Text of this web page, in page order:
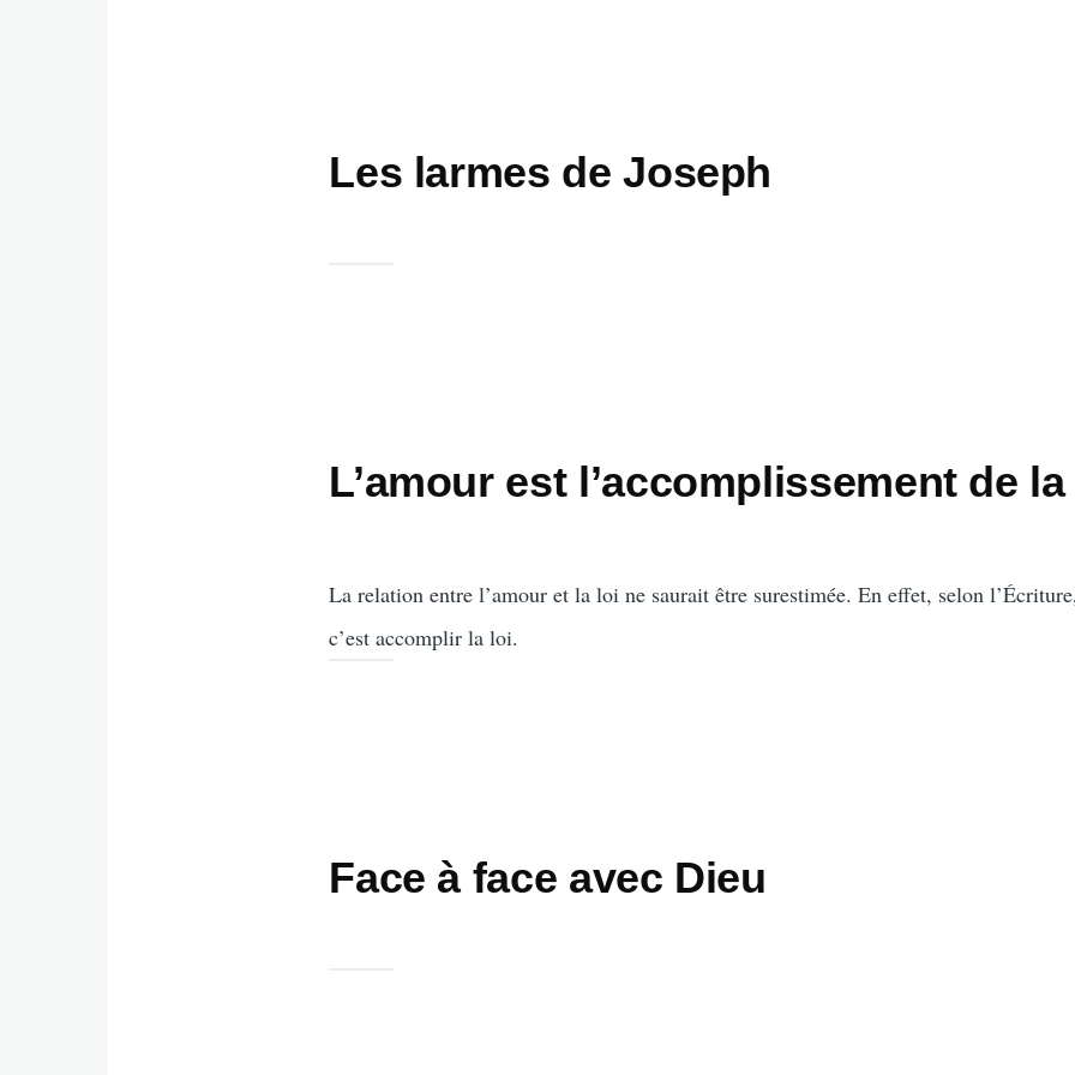
Les larmes de Joseph
L’amour est l’accomplissement de
La relation entre l’amour et la loi ne saurait être surestimée. En effet, selon
c’est accomplir la loi.
Face à face avec Dieu